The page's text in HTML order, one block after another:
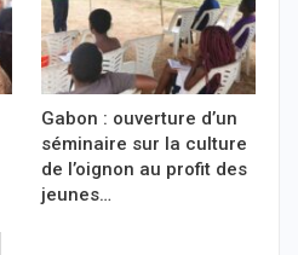
Gabon : ouverture d’un
séminaire sur la culture
de l’oignon au profit des
jeunes…